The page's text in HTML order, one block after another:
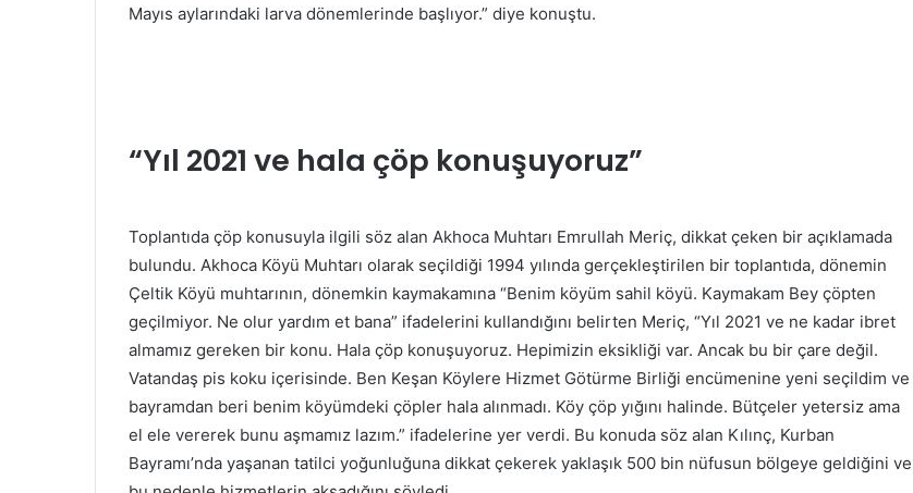
Mayıs aylarındaki larva dönemlerinde başlıyor.” diye konuştu.
“Yıl 2021 ve hala çöp konuşuyoruz”
Toplantıda çöp konusuyla ilgili söz alan Akhoca Muhtarı Emrullah Meriç, dikkat çeken bir açıklamada
bulundu. Akhoca Köyü Muhtarı olarak seçildiği 1994 yılında gerçekleştirilen bir toplantıda, dönemin
Çeltik Köyü muhtarının, dönemkin kaymakamına “Benim köyüm sahil köyü. Kaymakam Bey çöpten
geçilmiyor. Ne olur yardım et bana” ifadelerini kullandığını belirten Meriç, “Yıl 2021 ve ne kadar ibret
almamız gereken bir konu. Hala çöp konuşuyoruz. Hepimizin eksikliği var. Ancak bu bir çare değil.
Vatandaş pis koku içerisinde. Ben Keşan Köylere Hizmet Götürme Birliği encümenine yeni seçildim ve
bayramdan beri benim köyümdeki çöpler hala alınmadı. Köy çöp yığını halinde. Bütçeler yetersiz ama
el ele vererek bunu aşmamız lazım.” ifadelerine yer verdi. Bu konuda söz alan Kılınç, Kurban
Bayramı’nda yaşanan tatilci yoğunluğuna dikkat çekerek yaklaşık 500 bin nüfusun bölgeye geldiğini ve